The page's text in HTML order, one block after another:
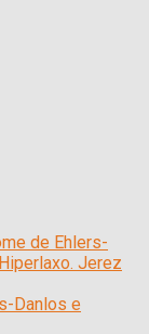
de Ehlers-
Jerez
Danlos e